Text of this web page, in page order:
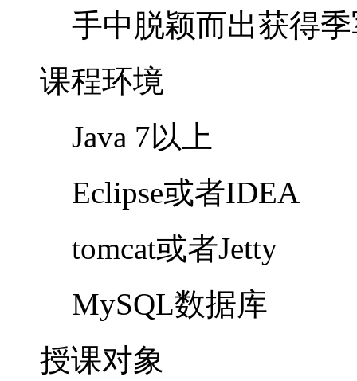
手中脱颖而出获得
课程环境
Java 7以上
Eclipse或者IDEA
tomcat或者Jetty
MySQL数据库
授课对象